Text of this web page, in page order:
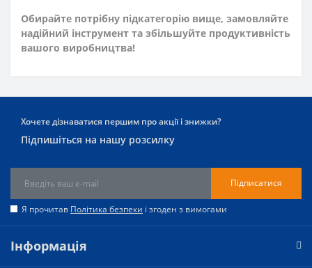
Обирайте потрібну підкатегорію вище, замовляйте
надійний інструмент та збільшуйте продуктивність
вашого виробництва!
Хочете дізнаватися першим про акції і знижки?
Підпишіться на нашу розсилку
Підписатися
Я прочитав Політика безпеки і згоден з вимогами
Інформація